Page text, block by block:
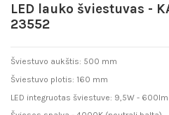
LED lauko šviestuvas -
23552
Šviestuvo aukštis: 500 mm
Šviestuvo plotis: 160 mm
LED integruotas šviestuve: 9,5W - 600lm